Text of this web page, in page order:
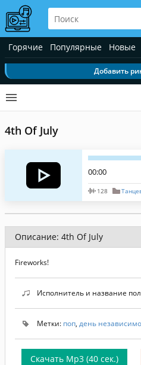
Горячие Популярные Новые
Добавить
4th Of July
00:00
128
Описание: 4th Of July
Fireworks!
Исполнитель и название
Метки: поп, день
Скачать Mp3 (40 сек.)